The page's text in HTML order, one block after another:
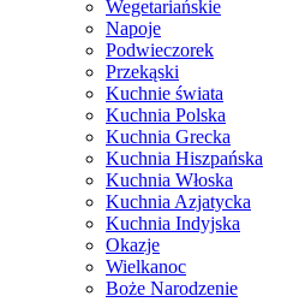
Wegetariańskie
Napoje
Podwieczorek
Przekąski
Kuchnie świata
Kuchnia Polska
Kuchnia Grecka
Kuchnia Hiszpańska
Kuchnia Włoska
Kuchnia Azjatycka
Kuchnia Indyjska
Okazje
Wielkanoc
Boże Narodzenie